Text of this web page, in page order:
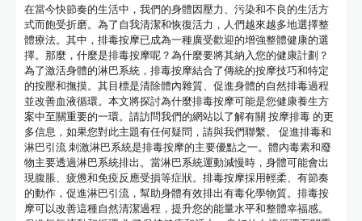
在當今快節奏的生活中，我們的身體因壓力、污染和不良的生活方
式而飽受折磨。為了自我清潔和恢復活力，人們越來越多地選擇整
體療法。其中，排毒按摩已成為一種廣受歡迎的增強整體健康的選
擇。那麼，什麼是排毒按摩呢？為什麼要將其納入您的健康計劃？
為了激活身體的淋巴系統，排毒按摩結合了傳統的按摩技巧和特定
的按壓和撫摸。其目標是清除體內雜質、促進身體的自然排毒過程
並改善血液循環。本文將探討為什麼排毒按摩可能是您健康養生方
案中至關重要的一環。請訪問我們的網站以了解有關 按摩排毒 的更
多信息，如果您對此主題有任何疑問，請與我們聯繫。 促進排毒和
淋巴引流 刺激淋巴系統是排毒按摩的主要優點之一。體內毒素和廢
物主要透過淋巴系統排出。當淋巴系統運動減慢時，身體可能會出
現腹脹、疲憊和免疫反應受損等症狀。排毒按摩採用輕柔、有節奏
的動作，促進淋巴引流，幫助身體有效排出有毒化學物質。排毒按
摩可以改善這種自然清潔過程，提升您的能量水平和整體幸福感。